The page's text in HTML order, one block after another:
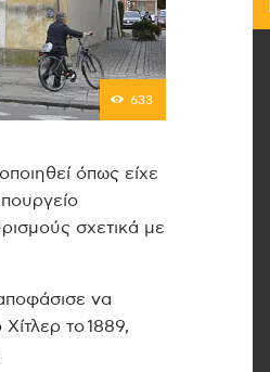
633
όπως είχε
σχετικά με
να
το 1889,